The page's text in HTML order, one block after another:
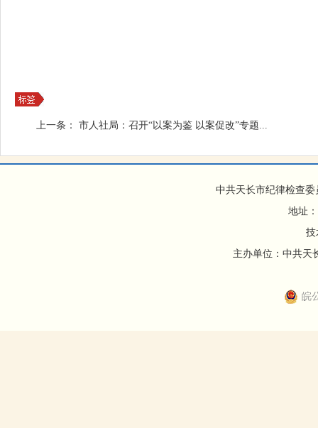
上一条： 市人社局：召开“以案为鉴 以案促改”专题...
中共天长市纪律检查
地址
技
主办单位：中共天
皖